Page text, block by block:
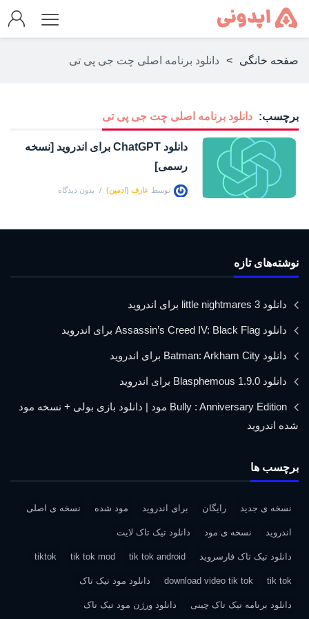
صفحه خانگی > دانلود برنامه اصلی چت جی پی تی
برچسب: دانلود برنامه اصلی چت جی پی تی
دانلود ChatGPT برای اندروید [نسخه
رسمی]
توسط عارف (ادمین) بدون دیدگاه
نوشته‌های تازه
دانلود little nightmares 3 برای اندروید
دانلود Assassin’s Creed IV: Black Flag برای اندروید
دانلود Batman: Arkham City برای اندروید
دانلود Blasphemous 1.9.0 برای اندروید
Bully : Anniversary Edition مود | دانلود بازی بولی + نسخه مود
شده اندروید
برچسب ها
نسخه ی جدید رایگان برای اندروید مود شده نسخه ی اصلی
اندروید نسخه ی مود دانلود تیک تاک لایت
دانلود تیک تاک فارسروید tik tok android
tik tok mod
tiktok
tik tok
download video tik tok دانلود مود تیک تاک
دانلود برنامه تیک تاک چینی دانلود ورژن مود تیک تاک